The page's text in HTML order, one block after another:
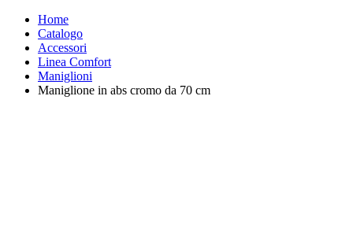
Home
Catalogo
Accessori
Linea Comfort
Maniglioni
Maniglione in abs cromo da 70 cm